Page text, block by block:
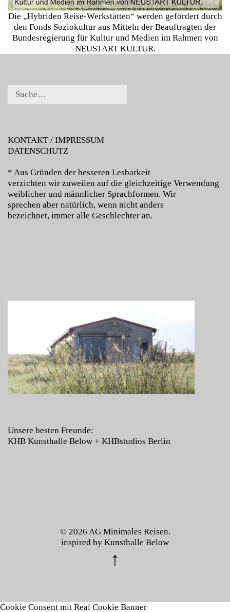
Die „Hybriden Reise-Werkstätten“ werden gefördert durch
den Fonds Soziokultur aus Mitteln der Beauftragten der
Bundesregierung für Kultur und Medien im Rahmen von
NEUSTART KULTUR.
KONTAKT / IMPRESSUM
DATENSCHUTZ
* Aus Gründen der besseren Lesbarkeit
verzichten wir zuweilen auf die gleichzeitige Verwendung
weiblicher und männlicher Sprachformen. Wir
sprechen aber natürlich, wenn nicht anders
bezeichnet, immer alle Geschlechter an.
Unsere besten Freunde:
KHB Kunsthalle Below + KHBstudios Berlin
© 2026 AG Minimales Reisen.
inspired by Kunsthalle Below
Cookie Consent mit Real Cookie Banner